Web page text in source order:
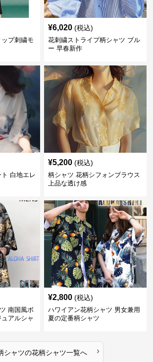
プ刺繍モ
¥6,020 (税込)
花刺繍ストライプ柄シャツ ブル
ー 早春新作
白地エレ
¥5,200 (税込)
柄シャツ 花柄シフォンブラウス
上品な透け感
南国風ボ
アルシャ
¥2,800 (税込)
ハワイアン花柄シャツ 男女兼用
夏の定番柄シャツ
シャツの花柄シャツ一覧へ ›